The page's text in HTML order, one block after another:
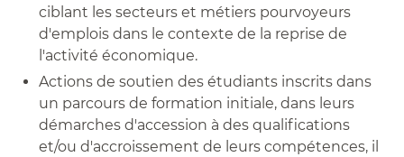
ciblant les secteurs et métiers pourvoyeurs
d'emplois dans le contexte de la reprise de
l'activité économique.
Actions de soutien des étudiants inscrits dans
un parcours de formation initiale, dans leurs
démarches d'accession à des qualifications
et/ou d'accroissement de leurs compétences, il